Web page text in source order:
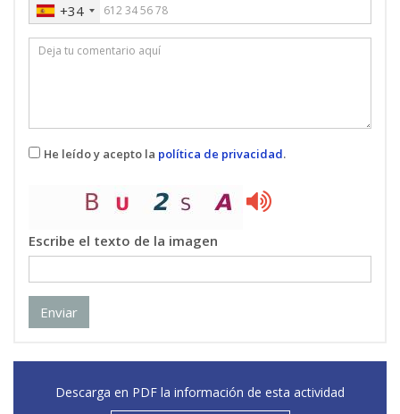
+34
He leído y acepto la política de privacidad.
Escribe el texto de la imagen
Enviar
Descarga en PDF la información de esta actividad